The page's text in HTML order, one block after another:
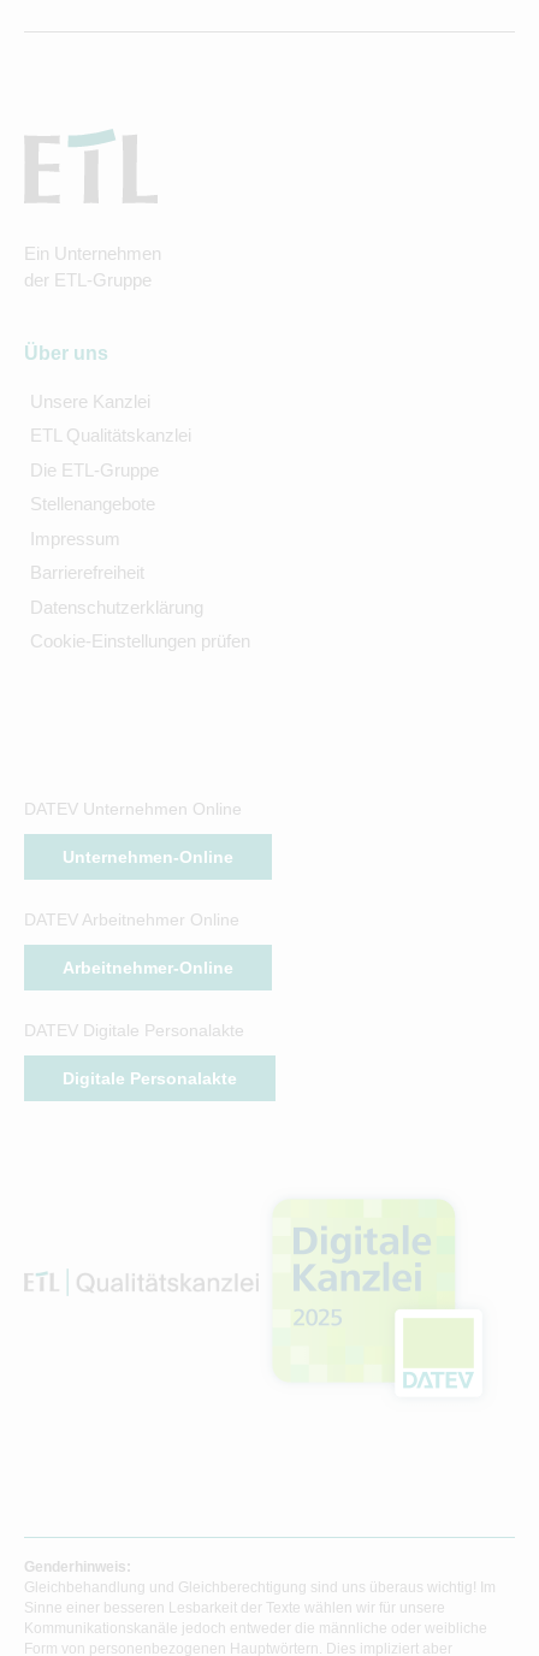
Ein Unternehmen
der ETL-Gruppe
Über uns
Unsere Kanzlei
ETL Qualitätskanzlei
Die ETL-Gruppe
Stellenangebote
Impressum
Barrierefreiheit
Datenschutzerklärung
Cookie-Einstellungen prüfen
DATEV Unternehmen Online
Unternehmen-Online
DATEV Arbeitnehmer Online
Arbeitnehmer-Online
DATEV Digitale Personalakte
Digitale Personalakte
Genderhinweis:
Gleichbehandlung und Gleichberechtigung sind uns überaus wichtig! Im
Sinne einer besseren Lesbarkeit der Texte wählen wir für unsere
Kommunikationskanäle jedoch entweder die männliche oder weibliche
Form von personenbezogenen Hauptwörtern. Dies impliziert aber